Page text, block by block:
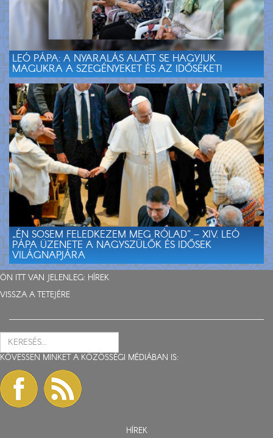
LEÓ PÁPA: A NYARALÁS ALATT SE HAGYJUK
MAGUKRA A SZEGÉNYEKET ÉS AZ IDŐSEKET!
„ÉN SOSEM FELEDKEZEM MEG RÓLAD” – XIV. LEÓ
PÁPA ÜZENETE A NAGYSZÜLŐK ÉS IDŐSEK
VILÁGNAPJÁRA
ÖN ITT VAN JELENLEG: HÍREK
VISSZA A TETEJÉRE
KÖVESSEN MINKET A KÖZÖSSÉGI MÉDIÁBAN IS:
HÍREK